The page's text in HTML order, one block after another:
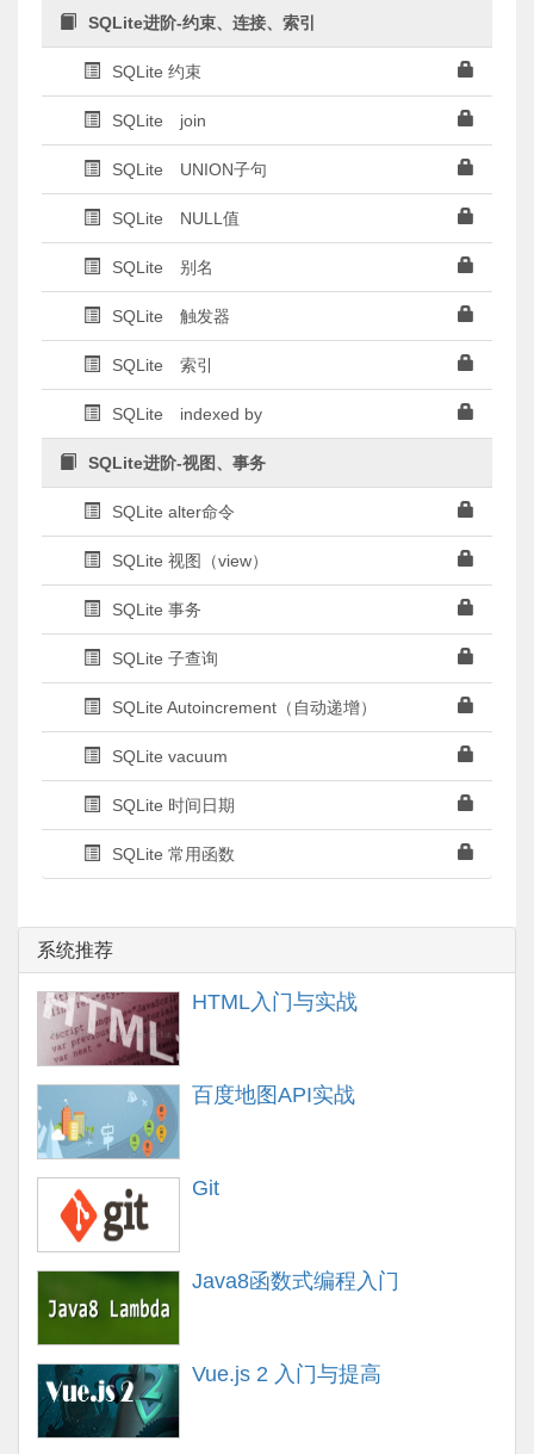
SQLite进阶-约束、连接、索引
SQLite 约束
SQLite join
SQLite UNION子句
SQLite NULL值
SQLite 别名
SQLite 触发器
SQLite 索引
SQLite indexed by
SQLite进阶-视图、事务
SQLite alter命令
SQLite 视图（view）
SQLite 事务
SQLite 子查询
SQLite Autoincrement（自动递增）
SQLite vacuum
SQLite 时间日期
SQLite 常用函数
系统推荐
HTML入门与实战
百度地图API实战
Git
Java8函数式编程入门
Vue.js 2 入门与提高